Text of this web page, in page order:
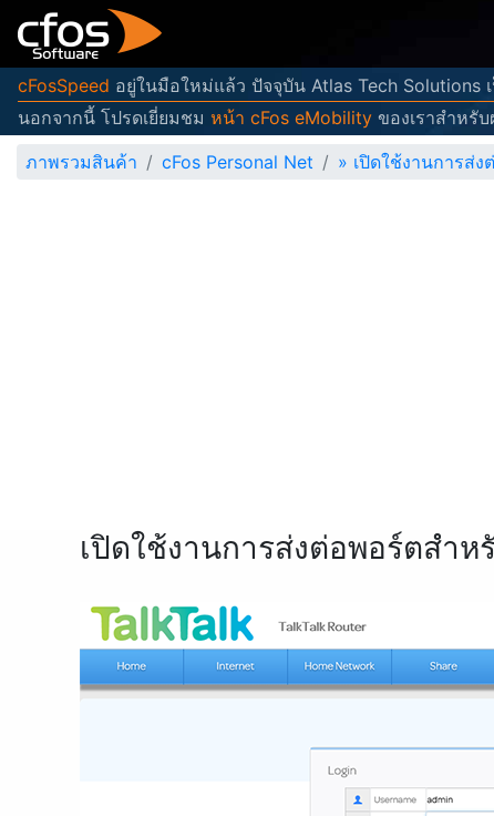
cFosSpeed อยู่ในมือใหม่แล้ว ปัจจุบัน Atlas Tech Solutions
นอกจากนี้ โปรดเยี่ยมชม หน้า cFos eMobility ของเราสำหรั
ภาพรวมสินค้า
cFos Personal Net » เปิดใช้งานการส่
เปิดใช้งานการส่งต่อพอร์ตสำ